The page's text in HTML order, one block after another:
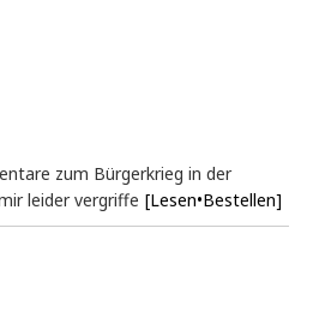
zum Bürgerkrieg in der
leider vergriffe [Lesen•Bestellen]